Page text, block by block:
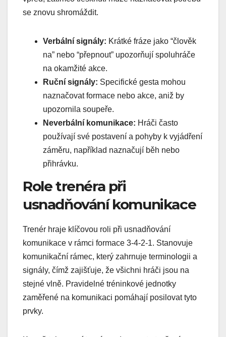
se znovu shromáždit.
Verbální signály: Krátké fráze jako “člověk
na” nebo “přepnout” upozorňují spoluhráče
na okamžité akce.
Ruční signály: Specifické gesta mohou
naznačovat formace nebo akce, aniž by
upozornila soupeře.
Neverbální komunikace: Hráči často
používají své postavení a pohyby k vyjádření
záměru, například naznačují běh nebo
přihrávku.
Role trenéra při
usnadňování komunikace
Trenér hraje klíčovou roli při usnadňování
komunikace v rámci formace 3-4-2-1. Stanovuje
komunikační rámec, který zahrnuje terminologii a
signály, čímž zajišťuje, že všichni hráči jsou na
stejné vlně. Pravidelné tréninkové jednotky
zaměřené na komunikaci pomáhají posilovat tyto
prvky.